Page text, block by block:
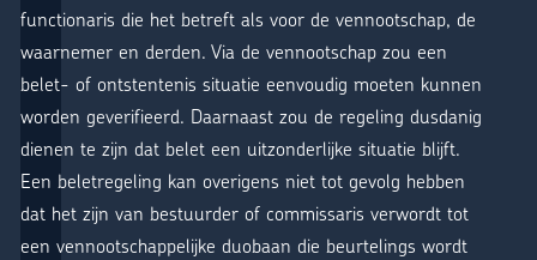
functionaris die het betreft als voor de vennootschap, de
waarnemer en derden. Via de vennootschap zou een
belet- of ontstentenis situatie eenvoudig moeten kunnen
worden geverifieerd. Daarnaast zou de regeling dusdanig
dienen te zijn dat belet een uitzonderlijke situatie blijft.
Een beletregeling kan overigens niet tot gevolg hebben
dat het zijn van bestuurder of commissaris verwordt tot
een vennootschappelijke duobaan die beurtelings wordt